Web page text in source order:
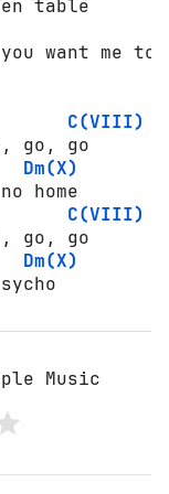
want me to
C(VIII)
go, go
Dm(X)
home
C(VIII)
go, go
Dm(X)
Music